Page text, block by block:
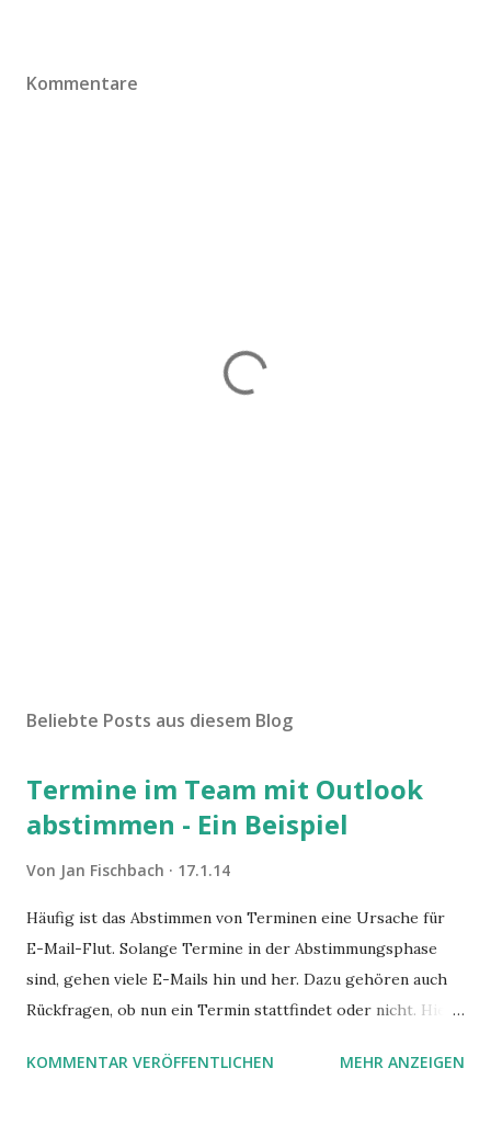
Kommentare
Beliebte Posts aus diesem Blog
Termine im Team mit Outlook
abstimmen - Ein Beispiel
Von Jan Fischbach 17.1.14
Häufig ist das Abstimmen von Terminen eine Ursache für
E-Mail-Flut. Solange Termine in der Abstimmungsphase
sind, gehen viele E-Mails hin und her. Dazu gehören auch
Rückfragen, ob nun ein Termin stattfindet oder nicht. Hier
Hilfe von Outlook.
KOMMENTAR VERÖFFENTLICHEN MEHR ANZEIGEN